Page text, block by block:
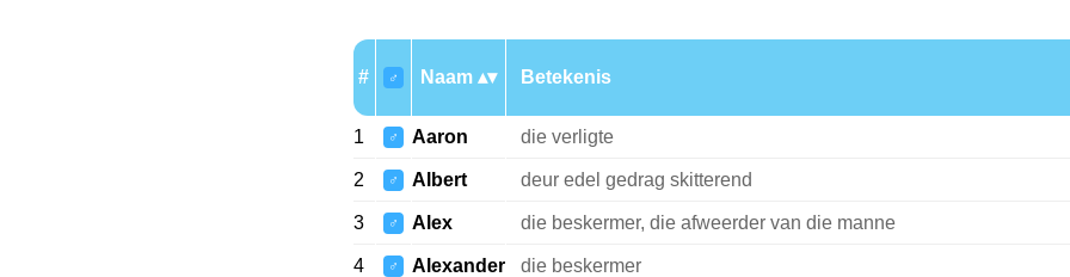
# ♂ Naam Betekenis
1 ♂ Aaron die verligte
2 ♂ Albert deur edel gedrag skitterend
3 ♂ Alex die beskermer, die afweerder van die manne
4 ♂ Alexander die beskermer